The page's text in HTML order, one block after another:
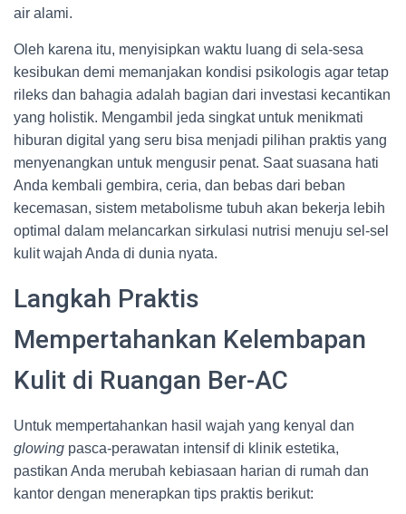
air alami.
Oleh karena itu, menyisipkan waktu luang di sela-sesa
kesibukan demi memanjakan kondisi psikologis agar tetap
rileks dan bahagia adalah bagian dari investasi kecantikan
yang holistik. Mengambil jeda singkat untuk menikmati
hiburan digital yang seru bisa menjadi pilihan praktis yang
menyenangkan untuk mengusir penat. Saat suasana hati
Anda kembali gembira, ceria, dan bebas dari beban
kecemasan, sistem metabolisme tubuh akan bekerja lebih
optimal dalam melancarkan sirkulasi nutrisi menuju sel-sel
kulit wajah Anda di dunia nyata.
Langkah Praktis
Mempertahankan Kelembapan
Kulit di Ruangan Ber-AC
Untuk mempertahankan hasil wajah yang kenyal dan
glowing pasca-perawatan intensif di klinik estetika,
pastikan Anda merubah kebiasaan harian di rumah dan
kantor dengan menerapkan tips praktis berikut: